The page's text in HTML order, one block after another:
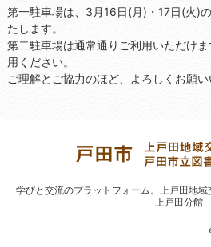
第一駐車場は、3月16日(月)・17日(火)
たします。
第二駐車場は通常通りご利用いただけ
用ください。
ご理解とご協力のほど、よろしくお願い
学びと交流のプラットフォーム。
上戸田地
上戸田分館